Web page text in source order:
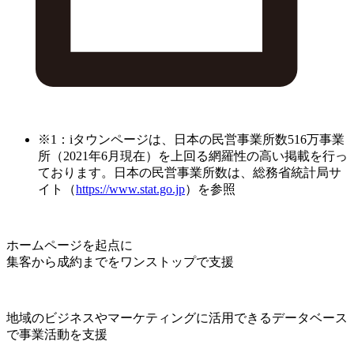
※1：iタウンページは、日本の民営事業所数516万事業
所（2021年6月現在）を上回る網羅性の高い掲載を行っ
ております。日本の民営事業所数は、総務省統計局サ
イト（https://www.stat.go.jp）を参照
ホームページを起点に
集客から成約までをワンストップで支援
地域のビジネスやマーケティングに活用できるデータベース
で事業活動を支援